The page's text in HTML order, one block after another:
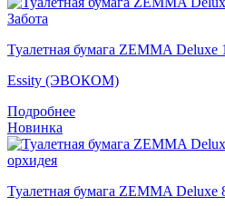
Туалетная бумага ZEMMA Deluxe
Essity (ЭВОКОМ)
Подробнее
Новинка
Туалетная бумага ZEMMA Deluxe